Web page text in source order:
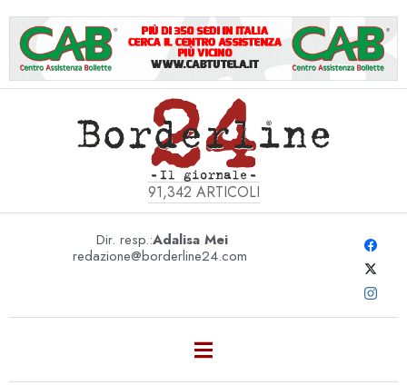
91,342 ARTICOLI
Dir. resp.:Adalisa Mei
redazione@borderline24.com